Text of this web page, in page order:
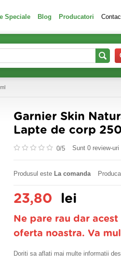
Speciale Blog Producatori
Garnier Skin
Lapte de corp
0/5 Sunt 0 review-uri
Produsul este La comanda
23,80 lei
Ne pare rau dar
oferta noastra. Va
Doriti sa aflati mai multe informatii